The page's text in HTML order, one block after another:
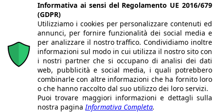
Menaggio, Via Lusardi, 55
Email:delegazione.menaggio@confcommerciocomo.it
Su appuntamento:Centro Valle Intelvi
Numero Unico: +39 031 2441
Informativa ai sensi del Regolamento UE 2016/679
(GDPR)
Utilizziamo i cookies per personalizzare contenuti ed
annunci, per fornire funzionalità dei social media e
per analizzare il nostro traffico. Condividiamo inoltre
informazioni sul modo in cui utilizza il nostro sito con
i nostri partner che si occupano di analisi dei dati
web, pubblicità e social media, i quali potrebbero
combinarle con altre informazioni che ha fornito loro
o che hanno raccolto dal suo utilizzo dei loro servizi.
Puoi trovare maggiori informazioni e dettagli sulla
nostra pagina Informativa Completa.